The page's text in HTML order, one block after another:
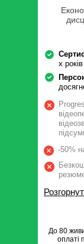
х років
-50%
До 80
оплаті